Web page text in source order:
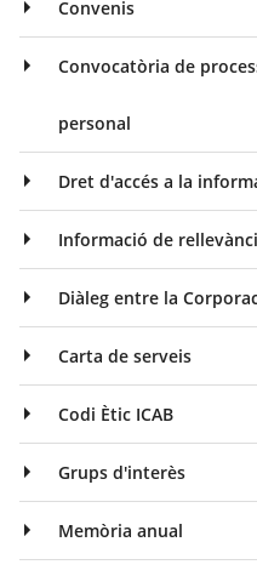
Convenis
Convocatòria de
personal
Dret d'accés a la
Informació de
Diàleg entre la
Carta de serveis
Codi Ètic ICAB
Grups d'interès
Memòria anual